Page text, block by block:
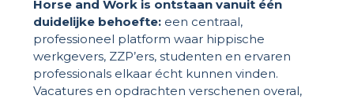
Horse and Work is ontstaan vanuit één
duidelijke behoefte: een centraal,
professioneel platform waar hippische
werkgevers, ZZP’ers, studenten en ervaren
professionals elkaar écht kunnen vinden.
Vacatures en opdrachten verschenen overal,